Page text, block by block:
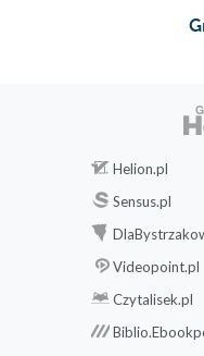
Helion.pl
Sensus.pl
Videopoint.pl
Czytalisek.pl